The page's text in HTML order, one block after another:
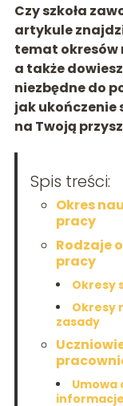
Czy szkoła
artykule
temat okresów
a także
niezbędne do
jak ukończenie
na Twoją
Spis treści:
Okres
pracy
Rodzaje
pracy
Okresy
Okresy
zasady
Umowa
informacje